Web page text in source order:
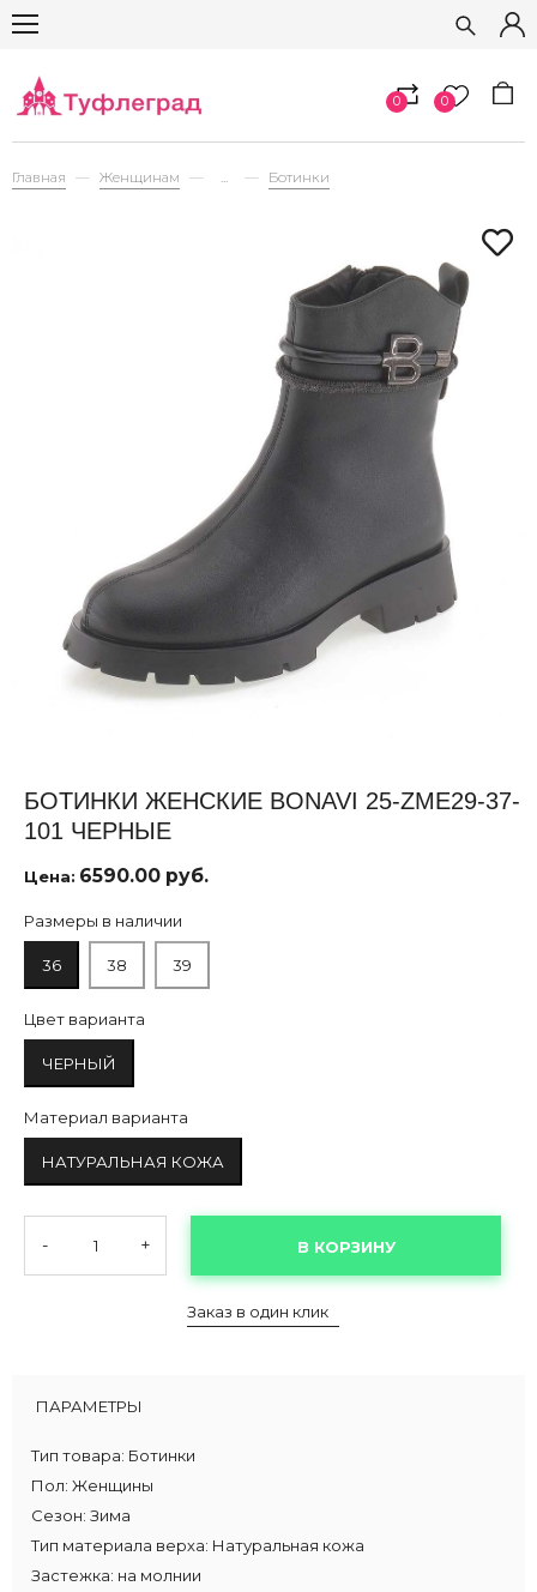
0 0
Главная Женщинам ... Ботинки
БОТИНКИ ЖЕНСКИЕ BONAVI 25-ZME29-37-
101 ЧЕРНЫЕ
Цена: 6590.00 руб.
Размеры в наличии
36 38 39
Цвет варианта
ЧЕРНЫЙ
Материал варианта
НАТУРАЛЬНАЯ КОЖА
- + В КОРЗИНУ
Заказ в один клик
ПАРАМЕТРЫ
Тип товара: Ботинки
Пол: Женщины
Сезон: Зима
Тип материала верха: Натуральная кожа
Застежка: на молнии